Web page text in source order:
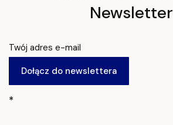
Newsletter
Twój adres e-mail
Dołącz do newslettera
Linki w stopce
*